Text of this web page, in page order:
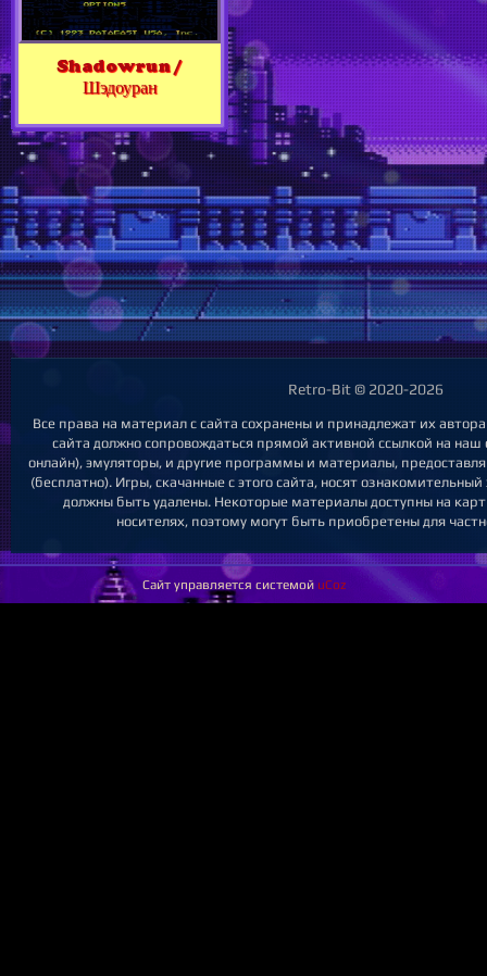
Shadowrun /
Шэдоуран
Retro-Bit © 2020-2026
Все права на материал с сайта сохранены и принадлежат их
сайта должно сопровождаться прямой активной ссылкой на наш
онлайн), эмуляторы, и другие программы и материалы,
(бесплатно). Игры, скачанные с этого сайта, носят
должны быть удалены. Некоторые материалы доступны на
носителях, поэтому могут быть приобретены для
Сайт управляется системой uCoz